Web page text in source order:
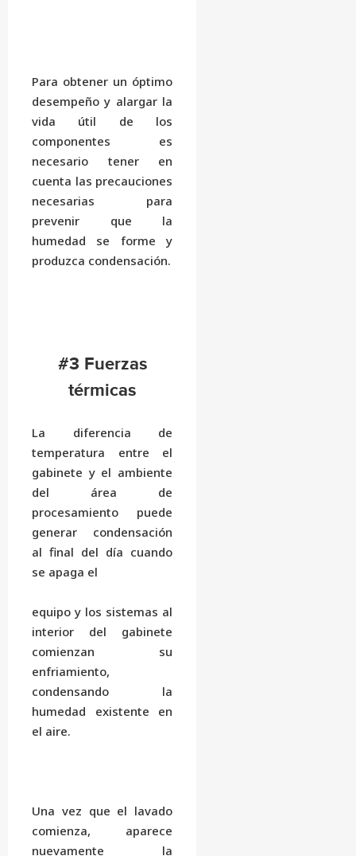
Para obtener un óptimo
desempeño y alargar la
vida útil de los
componentes es
necesario tener en
cuenta las precauciones
necesarias para
prevenir que la
humedad se forme y
produzca condensación.
#3 Fuerzas
térmicas
La diferencia de
temperatura entre el
gabinete y el ambiente
del área de
procesamiento puede
generar condensación
al final del día cuando
se apaga el
equipo y los sistemas al
interior del gabinete
comienzan su
enfriamiento,
condensando la
humedad existente en
el aire.
Una vez que el lavado
comienza, aparece
nuevamente la